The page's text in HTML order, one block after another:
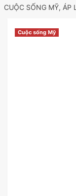
CUỘC SỐNG MỸ, ÁP
Cuộc sống Mỹ